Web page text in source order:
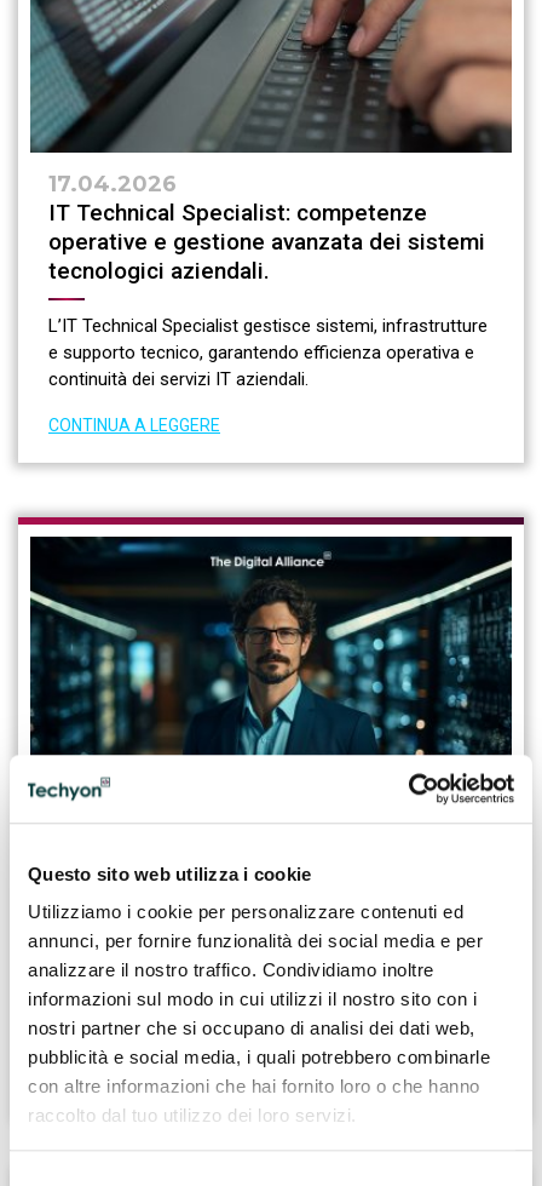
Questo sito web utilizza i cookie
Utilizziamo i cookie per personalizzare contenuti ed
annunci, per fornire funzionalità dei social media e per
analizzare il nostro traffico. Condividiamo inoltre
informazioni sul modo in cui utilizzi il nostro sito con i
nostri partner che si occupano di analisi dei dati web,
pubblicità e social media, i quali potrebbero combinarle
con altre informazioni che hai fornito loro o che hanno
raccolto dal tuo utilizzo dei loro servizi.
17.04.2026
IT Technical Specialist: competenze
operative e gestione avanzata dei sistemi
tecnologici aziendali.
L’IT Technical Specialist gestisce sistemi, infrastrutture
e supporto tecnico, garantendo efficienza operativa e
continuità dei servizi IT aziendali.
CONTINUA A LEGGERE
IT Manager: governance tecnologica,
informativi aziendali.
L’IT Manager coordina infrastrutture, sicurezza e
sistemi informativi, garantendo continuità operativa e
sviluppo tecnologico aziendale.
CONTINUA A LEGGERE